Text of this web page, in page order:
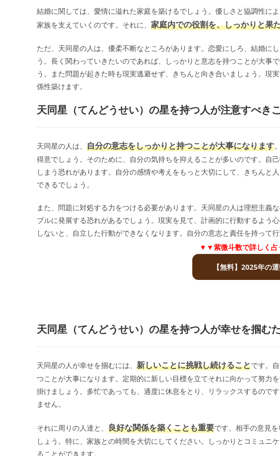
結婚に関しては、愛情に溢れた家庭を築けるでしょう。優しさと協調性に
家族を支えていくのです。それに、 家庭内での役割を、しっかりと果
ただ、天同星の人は、優柔不断なところがあります。恋愛にしろ、結婚に
う。長く関わっていきたいのであれば、しっかりと意志を持つことが大事
う。また問題が起きた時も現実逃避せず、きちんと向き合いましょう。現
係性築けます。
天同星（てんどうせい）の星を持つ人が注意すべき
天同星の人は、 自分の意志をしっかりと持つことが大事になります
得意でしょう。そのために、自分の気持ちを抑えることが多いのです。自
しまう恐れがあります。自分の感情や考えをもっと大切にして、きちんと
できるでしょう。
また、問題に対処する力をつける必要があります。天同星の人は理想主義
ブルに発展する恐れがあるでしょう。現実を見て、計画的に行動するよう
しないと、自立した行動ができなくなります。自分の意志と責任を持って行
▼▼紫微斗数で詳しく
【無料】2025年の
天同星（てんどうせい）の星を持つ人が幸せを掴む
天同星の人が幸せを掴むには、 新しいことに挑戦し続けることです。
つことが大事になります。定期的に新しい目標を立てそれに向かって努力
掛けましょう。多忙であっても、適度に休息をとり、リラックスするので
ません。
それに周りの人達と、 良好な関係を築くことも重要です。相手の意見
しょう。特に、家族との時間を大切にしてください。しっかりとコミュニ
ることができます。